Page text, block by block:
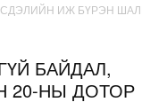
ИЖ БҮРЭН
БАЙДАЛ,
20-НЫ ДОТОР